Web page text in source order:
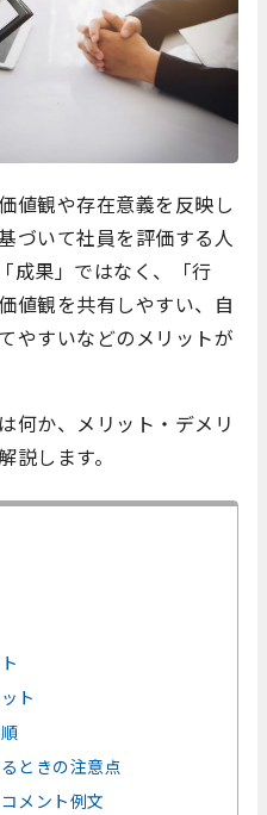
値観や存在意義を反映し
づいて社員を評価する人
成果」ではなく、「行
値観を共有しやすい、自
やすいなどのメリットが
何か、メリット・デメリ
説します。
ト
ときの注意点
メント例文